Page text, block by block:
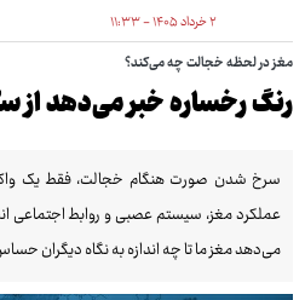
۲ خرداد ۱۴۰۵ - ۱۱:۳۳
مغز در لحظه خجالت چه می‌کند؟
رنگ رخساره خبر می‌دهد از
سرخ شدن صورت هنگام خجالت، فقط یک
عملکرد مغز، سیستم عصبی و روابط
می‌دهد مغز ما تا چه اندازه به نگاه دیگران